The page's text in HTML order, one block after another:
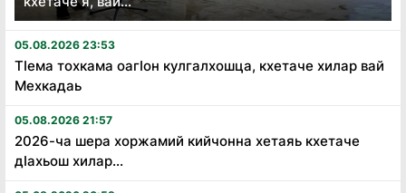
05.08.2026 23:53
Тӏема тохкама оагӏон кулгалхошца, кхетаче хилар вай
Мехкадаь
05.08.2026 21:57
2026-ча шера хоржамий кийчонна хетаяь кхетаче
дӏахьош хилар...